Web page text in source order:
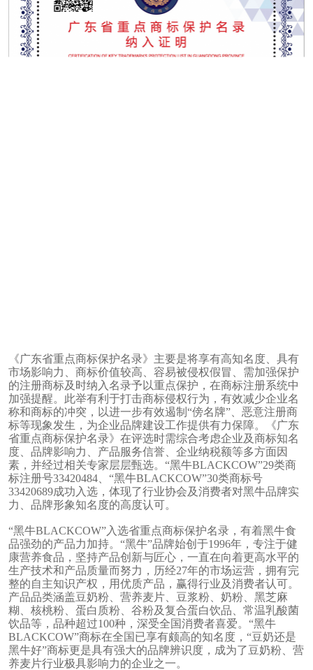
《广东省重点商标保护名录》主要是将享有高知名度、具有
市场影响力、商标价值较高、容易被侵权假冒、需加强保护
的注册商标及时纳入名录予以重点保护，在商标注册系统中
加强提醒。此举有利于打击商标侵权行为，有效减少企业名
称和商标的冲突，以进一步有效遏制“傍名牌”、恶意注册商
标等现象发生，为企业品牌建设工作提供有力保障。《广东
省重点商标保护名录》在评选时需综合考虑企业及商标知名
度、品牌影响力、产品服务信誉、企业纳税额等多方面因
素，并经过相关专家层层甄选。“黑牛BLACKCOW”29类商
标注册号33420484、“黑牛BLACKCOW”30类商标号
33420689成功入选，体现了行业协会及消费者对黑牛品牌实
力、品牌形象知名度的高度认可。
“黑牛BLACKCOW”入选省重点商标保护名录，有着黑牛食
品强劲的产品力加持。“黑牛”品牌始创于1996年，专注于健
康营养食品，坚持产品创新与匠心，一直在向着更高水平的
生产技术和产品质量而努力，历经27年的市场运营，拥有完
整的自主知识产权，用优质产品，赢得行业及消费者认可。
产品品类涵盖豆奶粉、营养麦片、豆浆粉、奶粉、黑芝麻
糊、核桃粉、蛋白质粉、谷粉及复合蛋白饮品、常温乳酸菌
饮品等，品种超过100种，深受全国消费者喜爱。“黑牛
BLACKCOW”商标在全国已享有颇高的知名度，“豆奶还是
黑牛好”商标更是具有强大的品牌辨识度，成为了豆奶粉、营
养麦片行业极具影响力的企业之一。